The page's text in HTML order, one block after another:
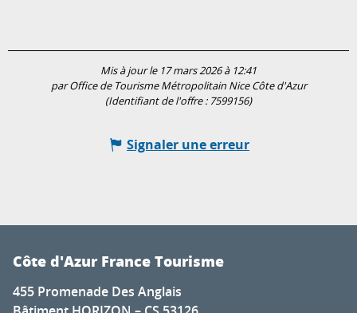
Mis à jour le 17 mars 2026 à 12:41
par Office de Tourisme Métropolitain Nice Côte d'Azur
(Identifiant de l'offre : 7599156)
Signaler une erreur
Côte d'Azur France Tourisme
455 Promenade Des Anglais